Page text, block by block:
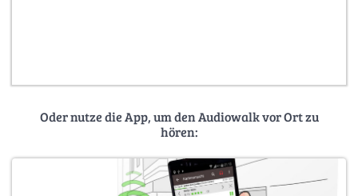
Oder nutze die App, um den Audiowalk vor Ort zu
hören: